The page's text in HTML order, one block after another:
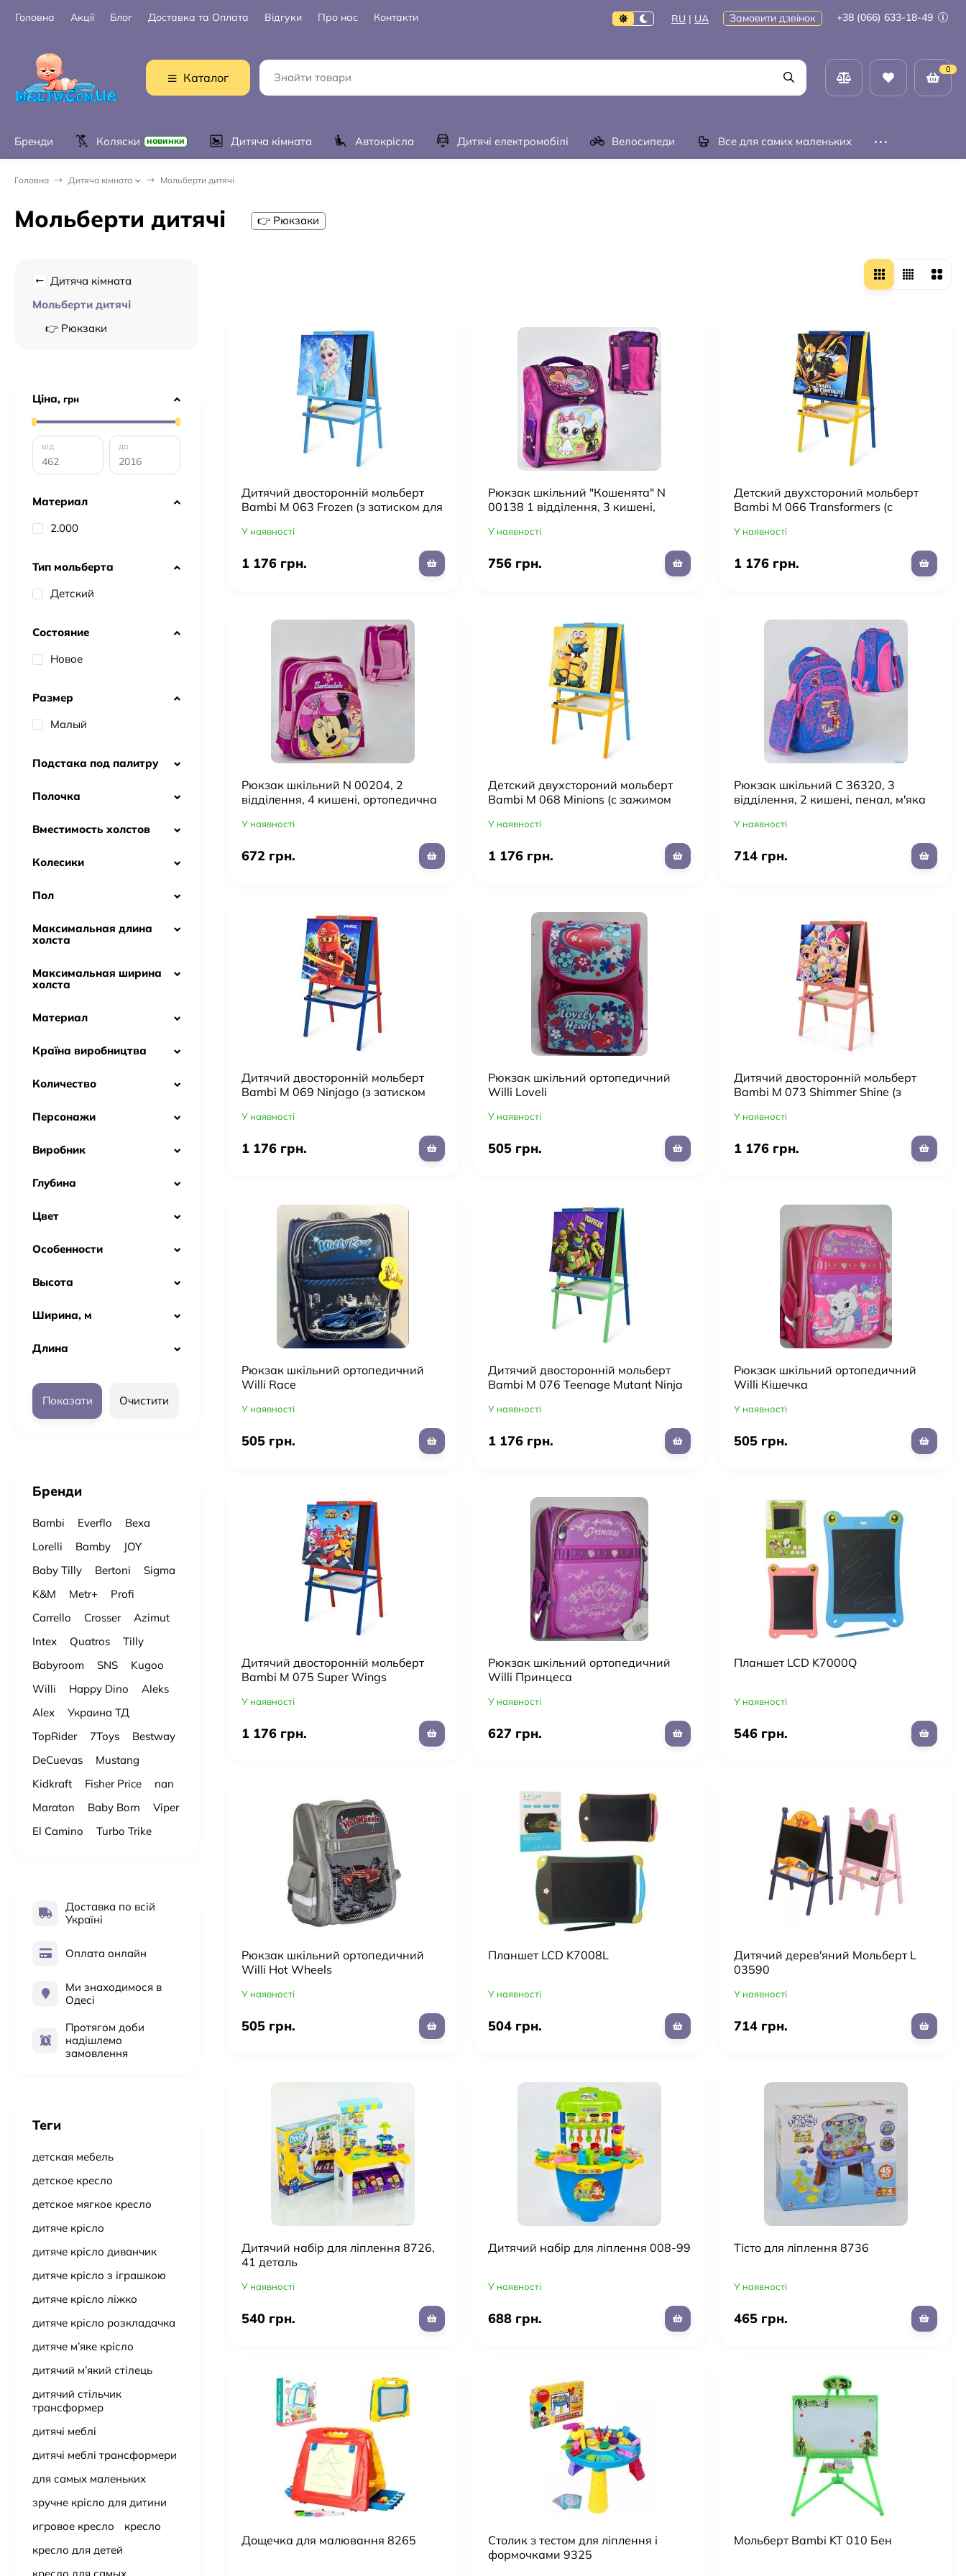
Головна Акції Блог Доставка та Оплата Відгуки Про нас Контакти RU | UA Замовити дзвінок +38 (066) 633-18-49
Каталог
0
Бренди Коляски новинки Дитяча кімната Автокрісла Дитячі електромобілі Велосипеди Все для самих маленьких
Головна Дитяча кімната Мольберти дитячі
Мольберти дитячі 👉 Рюкзаки
Дитячий двосторонній мольберт
Bambi M 063 Frozen (з затиском для
У наявності
1 176 грн.
Рюкзак шкільний "Кошенята" N
00138 1 відділення, 3 кишені,
У наявності
756 грн.
Детский двухстороний мольберт
Bambi M 066 Transformers (с
У наявності
1 176 грн.
Рюкзак шкільний N 00204, 2
відділення, 4 кишені, ортопедична
У наявності
672 грн.
Детский двухстороний мольберт
Bambi M 068 Minions (с зажимом
У наявності
1 176 грн.
Рюкзак шкільний C 36320, 3
відділення, 2 кишені, пенал, м'яка
У наявності
714 грн.
Дитячий двосторонній мольберт
Bambi M 069 Ninjago (з затиском
У наявності
1 176 грн.
Рюкзак шкільний ортопедичний
Willi Loveli
У наявності
505 грн.
Дитячий двосторонній мольберт
Bambi M 073 Shimmer Shine (з
У наявності
1 176 грн.
Рюкзак шкільний ортопедичний
Willi Race
У наявності
505 грн.
Дитячий двосторонній мольберт
Bambi M 076 Teenage Mutant Ninja
магнітна)
У наявності
1 176 грн.
Рюкзак шкільний ортопедичний
Willi Кішечка
У наявності
505 грн.
Дитячий двосторонній мольберт
Bambi M 075 Super Wings
У наявності
1 176 грн.
Рюкзак шкільний ортопедичний
Willi Принцеса
У наявності
627 грн.
Планшет LCD K7000Q
У наявності
546 грн.
Рюкзак шкільний ортопедичний
Willi Hot Wheels
У наявності
505 грн.
Планшет LCD K7008L
У наявності
504 грн.
Дитячий дерев'яний Мольберт L
03590
У наявності
714 грн.
Дитячий набір для ліплення 8726,
41 деталь
У наявності
540 грн.
Дитячий набір для ліплення 008-99
У наявності
688 грн.
Тісто для ліплення 8736
У наявності
465 грн.
Дощечка для малювання 8265
Столик з тестом для ліплення і
формочками 9325
Мольберт Bambi KT 010 Бен
Дитяча кімната
Мольберти дитячі
👉 Рюкзаки
Ціна, грн
від до
Материал
2.000
Тип мольберта
Детский
Состояние
Новое
Размер
Малый
Подстака под палитру
Полочка
Вместимость холстов
Колесики
Пол
Максимальная длина
холста
Максимальная ширина
холста
Материал
Країна виробництва
Количество
Персонажи
Виробник
Глубина
Цвет
Особенности
Высота
Ширина, м
Длина
Показати Очистити
Бренди
Bambi Everflo
Bexa
Lorelli
Bamby
JOY
Baby Tilly
Bertoni
Sigma
K&M
Metr+
Profi
Carrello
Crosser
Azimut
Intex
Quatros
Tilly
Babyroom
SNS
Kugoo
Willi
Happy Dino
Aleks
Alex
Украина ТД
TopRider
7Toys
Bestway
DeCuevas
Mustang
Kidkraft
Fisher Price
nan
Maraton
Baby Born
Viper
El Camino
Turbo Trike
Доставка по всій
Україні
Оплата онлайн
Ми знаходимося в
Одесі
Протягом доби
надішлемо
замовлення
Теги
детская мебель
детское кресло
детское мягкое кресло
дитяче крісло
дитяче крісло диванчик
дитяче крісло з іграшкою
дитяче крісло ліжко
дитяче крісло розкладачка
дитяче м’яке крісло
дитячий м’який стілець
дитячий стільчик
трансформер
дитячі меблі
дитячі меблі трансформери
для самых маленьких
зручне крісло для дитини
игровое кресло
кресло
кресло для детей